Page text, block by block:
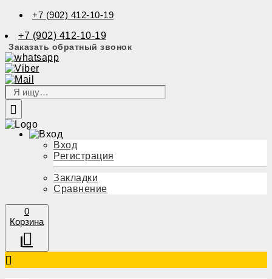
+7 (902) 412-10-19
+7 (902) 412-10-19
Заказать обратный звонок
Вход
Регистрация
Закладки
Сравнение
0
Корзина